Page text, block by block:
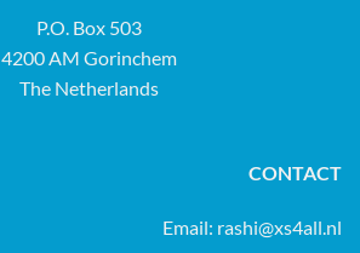
P.O. Box 503
4200 AM Gorinchem
The Netherlands
CONTACT
Email: rashi@xs4all.nl